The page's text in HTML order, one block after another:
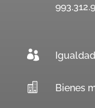

 Bienes